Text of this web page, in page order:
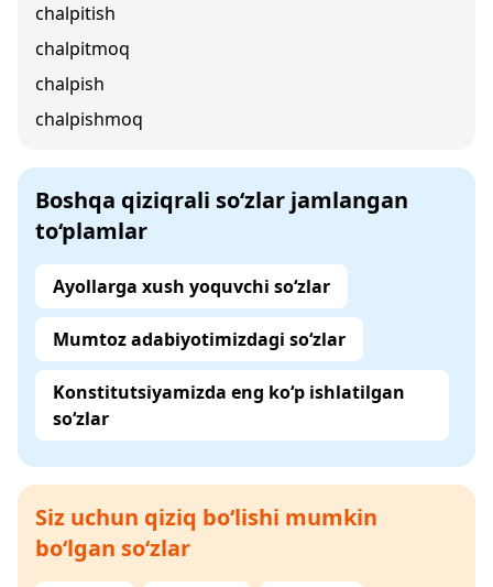
chalpitish
chalpitmoq
chalpish
chalpishmoq
Boshqa qiziqrali so‘zlar jamlangan
to‘plamlar
Ayollarga xush yoquvchi so‘zlar
Mumtoz adabiyotimizdagi so‘zlar
Konstitutsiyamizda eng ko‘p ishlatilgan
so‘zlar
Siz uchun qiziq bo‘lishi mumkin
bo‘lgan so‘zlar